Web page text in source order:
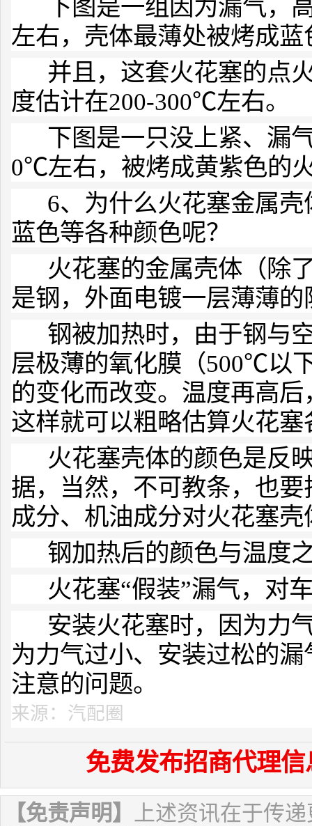
下图是一组因为漏气，
左右，壳体最薄处被烤成
并且，这套火花塞的点
度估计在200-300℃左右。
下图是一只没上紧、漏
0℃左右，被烤成黄紫色的
6、为什么火花塞金属壳
蓝色等各种颜色呢？
火花塞的金属壳体（除
是钢，外面电镀一层薄薄
钢被加热时，由于钢与
层极薄的氧化膜（500℃以
的变化而改变。温度再高
这样就可以粗略估算火花
火花塞壳体的颜色是反
据，当然，不可教条，也
成分、机油成分对火花塞
钢加热后的颜色与温度
火花塞“假装”漏气，对
安装火花塞时，因为力
为力气过小、安装过松的
注意的问题。
来源：汽配圈
免费发布招商代理信
【免责声明】 上述资讯在于传